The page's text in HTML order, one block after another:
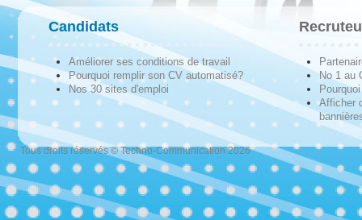
Candidats
Améliorer ses conditions de travail
Pourquoi remplir son CV automatisé?
Nos 30 sites d'emploi
No 1 au
Afficher
Tous droits réservés © Techno-Communication 2026